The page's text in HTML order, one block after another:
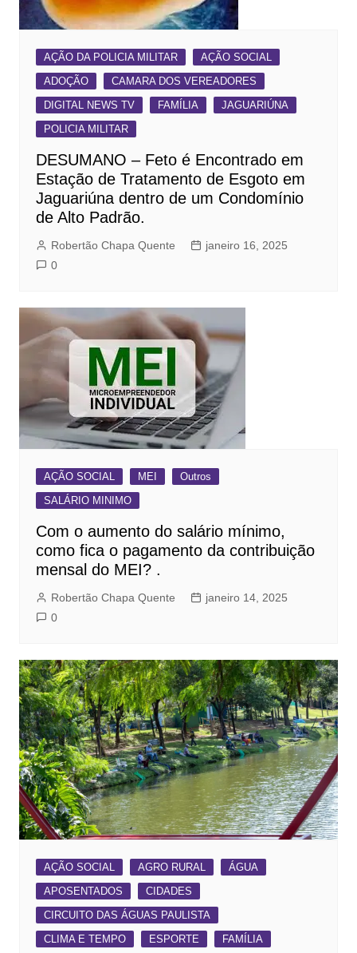
AÇÃO DA POLICIA MILITAR
AÇÃO SOCIAL
ADOÇÃO
CAMARA DOS VEREADORES
DIGITAL NEWS TV
FAMÍLIA
JAGUARIÚNA
POLICIA MILITAR
DESUMANO – Feto é Encontrado em
Estação de Tratamento de Esgoto em
Jaguariúna dentro de um Condomínio
de Alto Padrão.
Robertão Chapa Quente
janeiro 16, 2025
0
AÇÃO SOCIAL MEI
Outros
SALÁRIO MINIMO
Com o aumento do salário mínimo,
como fica o pagamento da contribuição
mensal do MEI? .
Robertão Chapa Quente
janeiro 14, 2025
0
AÇÃO SOCIAL AGRO RURAL
ÁGUA
APOSENTADOS
CIDADES
CIRCUITO DAS ÁGUAS PAULISTA
CLIMA E TEMPO
ESPORTE
FAMÍLIA